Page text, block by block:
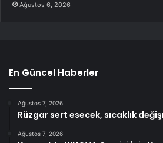
Ağustos 6, 2026
En Güncel Haberler
Ağustos 7, 2026
Rüzgar sert esecek, sıcaklık
Ağustos 7, 2026